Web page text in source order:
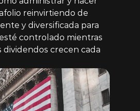
reinvirtiendo de
y diversificada para
controlado mientras
crecen cada